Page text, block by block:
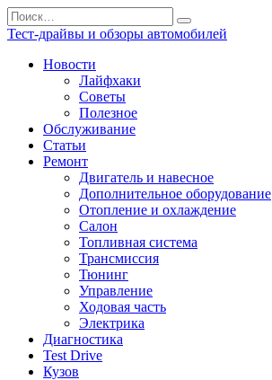
Перейти
к
содержанию
Search
for:
Тест-драйвы и обзоры автомобилей
Новости
Лайфхаки
Советы
Полезное
Обслуживание
Статьи
Ремонт
Двигатель и навесное
Дополнительное оборудование
Отопление и охлаждение
Салон
Топливная система
Трансмиссия
Тюнинг
Управление
Ходовая часть
Электрика
Диагностика
Test Drive
Кузов